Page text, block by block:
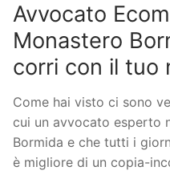
Avvocato
Monastero
corri con il tuo
Come hai visto ci sono
cui un avvocato esperto
Bormida e che tutti i
è migliore di un copia-